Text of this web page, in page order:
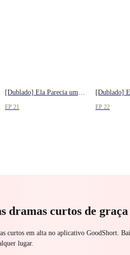
[Dublado] Ela Parecia um Anjo
EP 21 EP 22
dramas curtos de graça
curtos em alta no aplicativo GoodShort.
lugar.